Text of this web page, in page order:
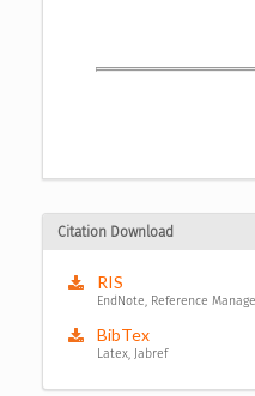
Citation Download
RIS
EndNote, Reference
BibTex
Latex, Jabref